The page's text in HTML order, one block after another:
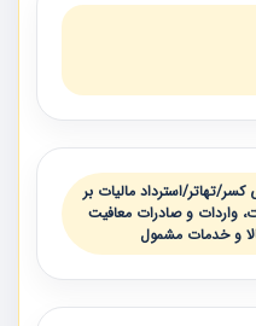
تهاتر/استرداد مالیات بر
واردات و صادرات معافیت
و خدمات مشمول